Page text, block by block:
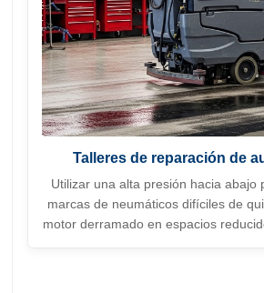
Talleres de reparación de
Utilizar una alta presión hacia abajo
marcas de neumáticos difíciles de
motor derramado en espacios